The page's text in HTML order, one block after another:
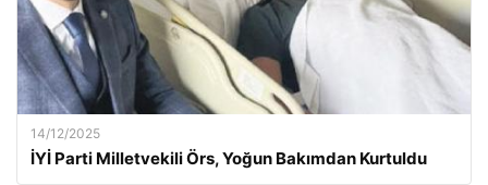
14/12/2025
İYİ Parti Milletvekili Örs, Yoğun Bakımdan Kurtuldu